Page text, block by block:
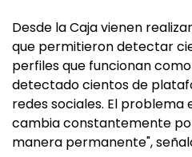
Desde la Caja vienen
que permitieron detectar
perfiles que funcionan
detectado cientos de
redes sociales. El problema
cambia constantemente
manera permanente",